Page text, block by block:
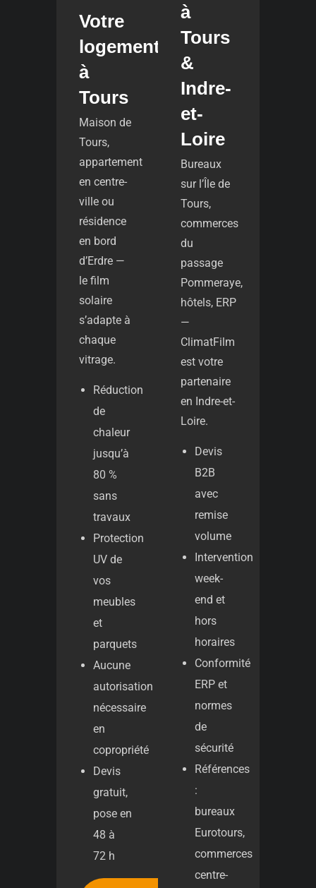
Votre
logement
à
Tours
Maison de
Tours,
appartement
en centre-
ville ou
résidence
en bord
d’Erdre —
le film
solaire
s’adapte à
chaque
vitrage.
Réduction
de
chaleur
jusqu’à
80 %
sans
travaux
Protection
UV de
vos
meubles
et
parquets
Aucune
autorisation
nécessaire
en
copropriété
Devis
gratuit,
pose en
48 à
72 h
à
Tours
&
Indre-
et-
Loire
Bureaux
sur l’Île de
Tours,
commerces
du
passage
Pommeraye,
hôtels, ERP
—
ClimatFilm
est votre
partenaire
en Indre-et-
Loire.
Devis
B2B
avec
remise
volume
Intervention
week-
end et
hors
horaires
Conformité
ERP et
normes
de
sécurité
Références
:
bureaux
Eurotours,
commerces
centre-